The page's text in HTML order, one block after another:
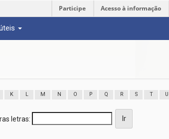
Participe Acesso à informação
K L M N O P Q R S T U
letras: